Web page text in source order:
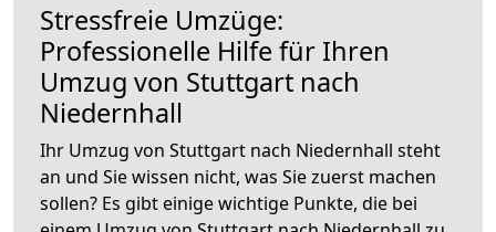
Stressfreie Umzüge:
Professionelle Hilfe für Ihren
Umzug von Stuttgart nach
Niedernhall
Ihr Umzug von Stuttgart nach Niedernhall steht
an und Sie wissen nicht, was Sie zuerst machen
sollen? Es gibt einige wichtige Punkte, die bei